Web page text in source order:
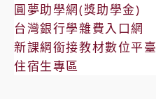
圓夢助學網(獎助學金)
台灣銀行學雜費入口網
新課綱銜接教材數位平臺
住宿生專區